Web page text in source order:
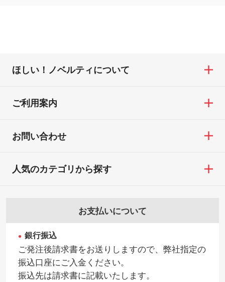
ほしい！ノベルティについて
ご利用案内
お問い合わせ
お支払いについて
銀行振込
ご発注後請求書をお送りしますので、弊社指定の
振込口座にご入金ください。
振込先は請求書に記載いたします。
人気のカテゴリから探す